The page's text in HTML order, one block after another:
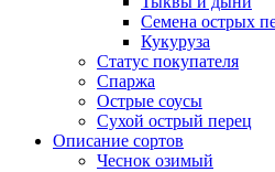
Семена острых
Кукуруза
Статус покупателя
Спаржа
Острые соусы
Сухой острый перец
Описание сортов
Чеснок озимый